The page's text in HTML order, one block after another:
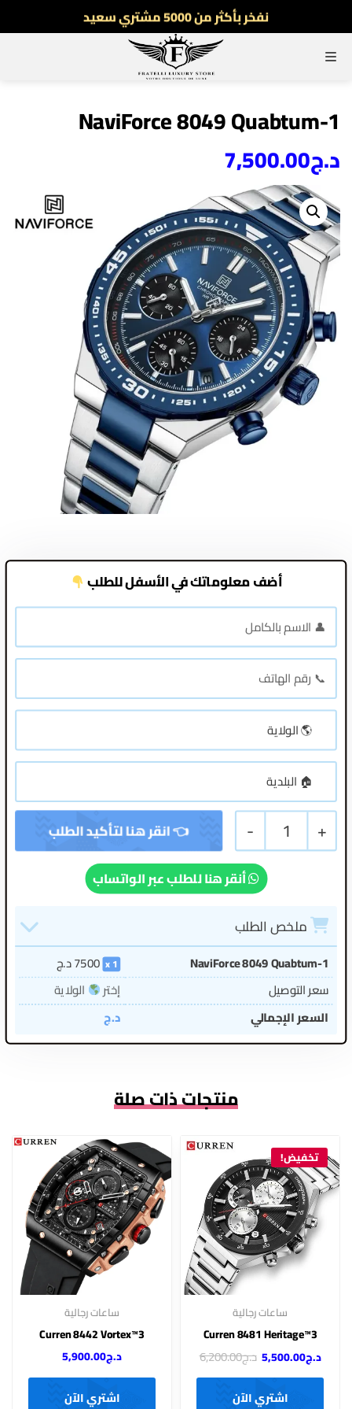
نفخر بأكثر من 5000 مشتري سعيد
أطلب الآن والدفع فقط عند استلام المنتج
توصيل سريع لجميع الولايات
القائمة
NaviForce 8049 Quabtum-1
د.ج7,500.00
أضف معلوماتك في الأسفل للطلب
+
1
-
أنقر هنا للطلب عبر الواتساب
ملخص الطلب
NaviForce 8049 Quabtum-1
1
7500د.ج
سعر التوصيل
إختر
الولاية
السعر الإجمالي
د.ج
منتجات ذات صلة
تخفيض!
ساعات رجالية
3™Curren 8481 Heritage
د.ج5,500.00 د.ج6,200.00
اشتري الآن
ساعات رجالية
Curren 8442 Vortex™3
د.ج5,900.00
اشتري الآن